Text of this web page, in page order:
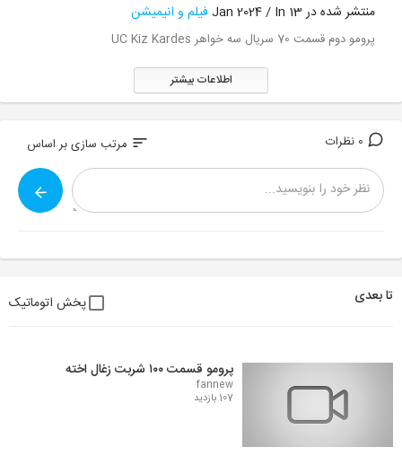
منتشر شده در 13 Jan 2024 / In فیلم و انیمیشن
پرومو دوم قسمت 70 سریال سه خواهر UC Kiz Kardes
اطلاعات بیشتر
sort مرتب سازی بر اساس
تا بعدی پخش اتوماتیک
پرومو قسمت ۱۰۰ شربت زغال اخته
fannew
107 بازدید